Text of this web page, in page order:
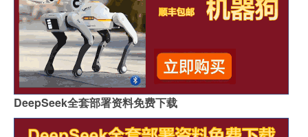
DeepSeek全套部署资料免费下载